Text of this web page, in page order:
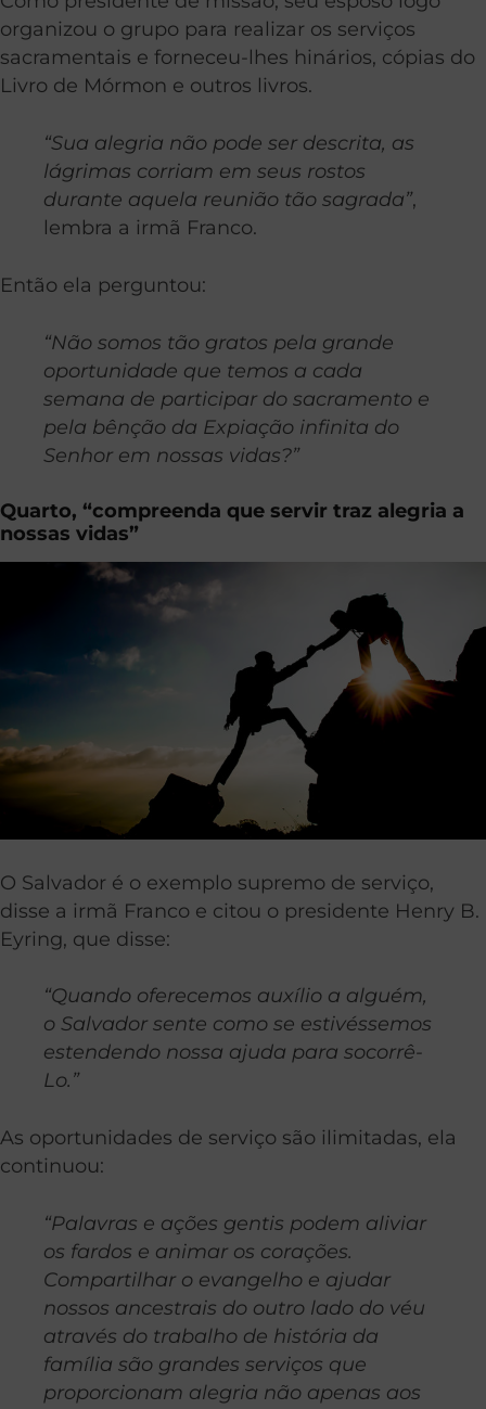
organizou o grupo para realizar os serviços
sacramentais e forneceu-lhes hinários, cópias do
Livro de Mórmon e outros livros.
“Sua alegria não pode ser descrita, as
lágrimas corriam em seus rostos
durante aquela reunião tão sagrada”,
lembra a irmã Franco.
Então ela perguntou:
“Não somos tão gratos pela grande
oportunidade que temos a cada
semana de participar do sacramento e
pela bênção da Expiação infinita do
Senhor em nossas vidas?”
Quarto, “compreenda que servir traz alegria a
nossas vidas”
O Salvador é o exemplo supremo de serviço,
disse a irmã Franco e citou o presidente Henry B.
Eyring, que disse:
“Quando oferecemos auxílio a alguém,
o Salvador sente como se estivéssemos
estendendo nossa ajuda para socorrê-
Lo.”
As oportunidades de serviço são ilimitadas, ela
continuou:
“Palavras e ações gentis podem aliviar
os fardos e animar os corações.
Compartilhar o evangelho e ajudar
nossos ancestrais do outro lado do véu
através do trabalho de história da
família são grandes serviços que
proporcionam alegria não apenas aos